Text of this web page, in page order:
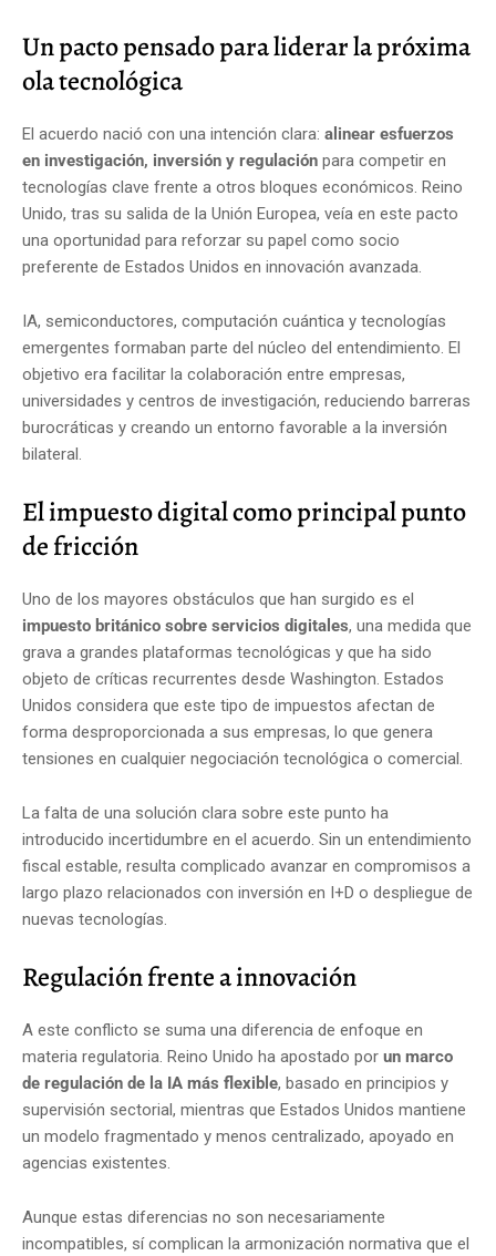
Un pacto pensado para liderar la próxima
ola tecnológica
El acuerdo nació con una intención clara: alinear esfuerzos
en investigación, inversión y regulación para competir en
tecnologías clave frente a otros bloques económicos. Reino
Unido, tras su salida de la Unión Europea, veía en este pacto
una oportunidad para reforzar su papel como socio
preferente de Estados Unidos en innovación avanzada.
IA, semiconductores, computación cuántica y tecnologías
emergentes formaban parte del núcleo del entendimiento. El
objetivo era facilitar la colaboración entre empresas,
universidades y centros de investigación, reduciendo barreras
burocráticas y creando un entorno favorable a la inversión
bilateral.
El impuesto digital como principal punto
de fricción
Uno de los mayores obstáculos que han surgido es el
impuesto británico sobre servicios digitales, una medida que
grava a grandes plataformas tecnológicas y que ha sido
objeto de críticas recurrentes desde Washington. Estados
Unidos considera que este tipo de impuestos afectan de
forma desproporcionada a sus empresas, lo que genera
tensiones en cualquier negociación tecnológica o comercial.
La falta de una solución clara sobre este punto ha
introducido incertidumbre en el acuerdo. Sin un entendimiento
fiscal estable, resulta complicado avanzar en compromisos a
largo plazo relacionados con inversión en I+D o despliegue de
nuevas tecnologías.
Regulación frente a innovación
A este conflicto se suma una diferencia de enfoque en
materia regulatoria. Reino Unido ha apostado por un marco
de regulación de la IA más flexible, basado en principios y
supervisión sectorial, mientras que Estados Unidos mantiene
un modelo fragmentado y menos centralizado, apoyado en
agencias existentes.
Aunque estas diferencias no son necesariamente
incompatibles, sí complican la armonización normativa que el